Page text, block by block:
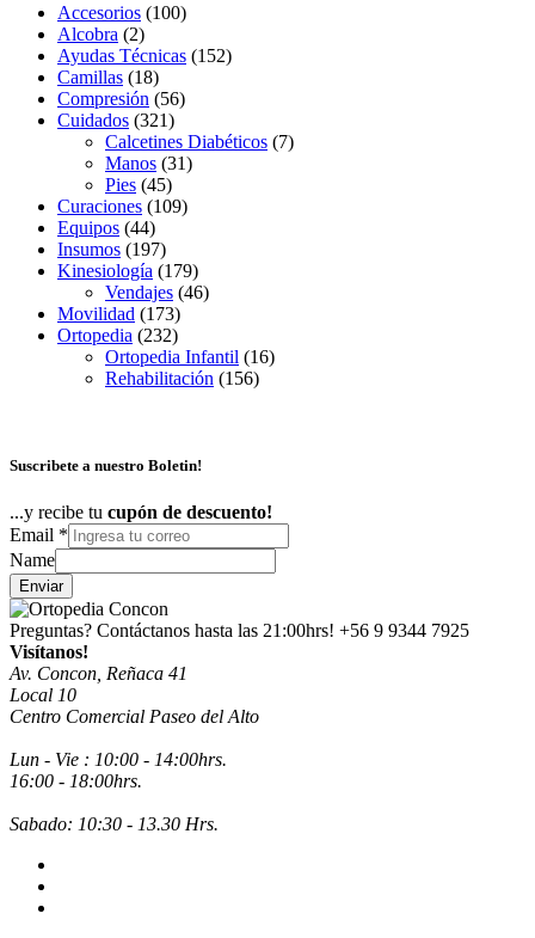
Accesorios (100)
Alcobra (2)
Ayudas Técnicas (152)
Camillas (18)
Compresión (56)
Cuidados (321)
Calcetines Diabéticos (7)
Manos (31)
Pies (45)
Curaciones (109)
Equipos (44)
Insumos (197)
Kinesiología (179)
Vendajes (46)
Movilidad (173)
Ortopedia (232)
Ortopedia Infantil (16)
Rehabilitación (156)
Suscribete a nuestro Boletin!
...y recibe tu cupón de descuento!
Email *
Name
Enviar
Preguntas? Contáctanos hasta las 21:00hrs! +56 9 9344 7925
Visítanos!
Av. Concon, Reñaca 41
Local 10
Centro Comercial Paseo del Alto
Lun - Vie : 10:00 - 14:00hrs.
16:00 - 18:00hrs.
Sabado: 10:30 - 13.30 Hrs.